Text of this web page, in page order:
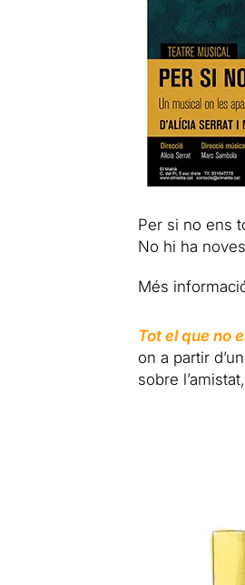
Per si no ens
No hi ha
Més
Tot el que no
on a partir
sobre